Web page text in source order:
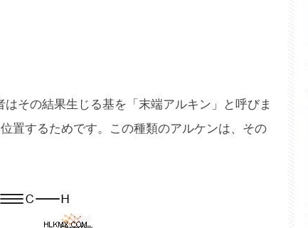
その結果生じる基を「末端アルキン」と呼びま
置するためです。この種類のアルケンは、その